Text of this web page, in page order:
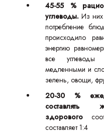
45-55 %
углеводы. Из них
потребление
происходило
энергию
все углеводы
медленными и
зелень, овощи,
20-30 %
здорового
составляет 1:4